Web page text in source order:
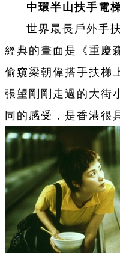
中環半山扶手電
世界最長戶外手
經典的畫面是《重慶
偷窺梁朝偉搭手扶梯
張望剛剛走過的大街
同的感受，是香港很